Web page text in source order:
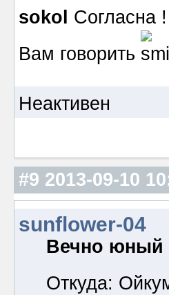
sokol Согласна
Вам говорить
Неактивен
#9 2013-09-10
sunflower-04
Вечно юный
Откуда: